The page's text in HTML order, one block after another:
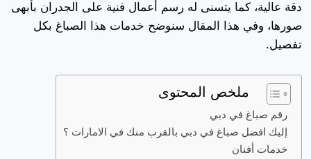
دقة عالية، كما يتسنى له رسم أعمال فنية على الجدران بأبهى
صورها، وفي هذا المقال سنوضح خدمات هذا الصباغ بكل
تفصيل.
ملخص المحتوى
رقم صباغ في دبي
إليك افضل صباغ في دبي بالقرب منك في الامارات ؟
خدمات أفنان